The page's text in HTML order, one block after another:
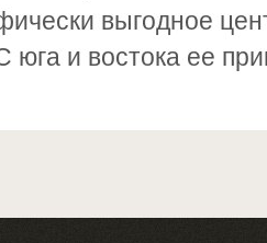
выгодное
юга и востока ее